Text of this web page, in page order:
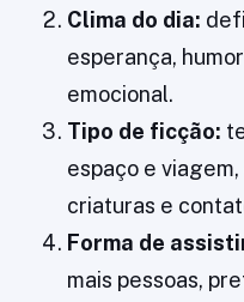
Clima do dia:
esperança,
emocional.
Tipo de ficção:
espaço e
criaturas e
Forma de
mais pessoas,